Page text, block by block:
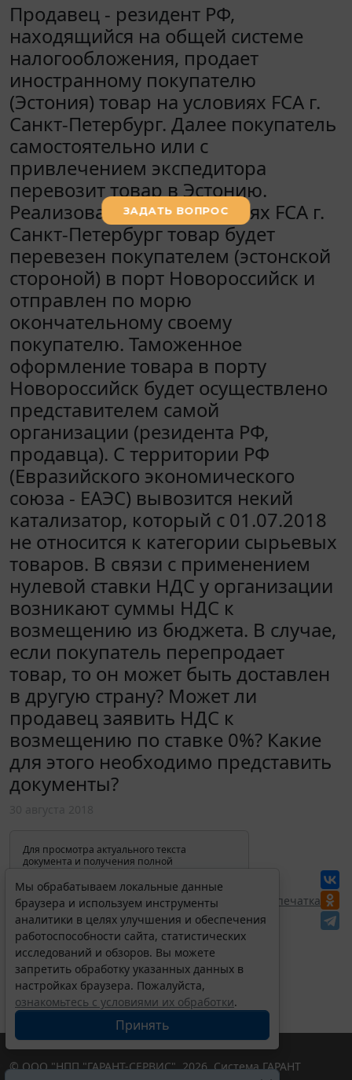
Продавец - резидент РФ,
находящийся на общей системе
налогообложения, продает
иностранному покупателю
(Эстония) товар на условиях FCA г.
Санкт-Петербург. Далее покупатель
самостоятельно или с
привлечением экспедитора
перевозит товар в Эстонию.
Реализованный на условиях FCA г.
Санкт-Петербург товар будет
перевезен покупателем (эстонской
стороной) в порт Новороссийск и
отправлен по морю
окончательному своему
покупателю. Таможенное
оформление товара в порту
Новороссийск будет осуществлено
представителем самой
организации (резидента РФ,
продавца). С территории РФ
(Евразийского экономического
союза - ЕАЭС) вывозится некий
катализатор, который с 01.07.2018
не относится к категории сырьевых
товаров. В связи с применением
нулевой ставки НДС у организации
возникают суммы НДС к
возмещению из бюджета. В случае,
если покупатель перепродает
товар, то он может быть доставлен
в другую страну? Может ли
продавец заявить НДС к
возмещению по ставке 0%? Какие
для этого необходимо представить
документы?
Для просмотра актуального текста
документа и получения полной
изменениях и порядке применения
документа, воспользуйтесь поиском в
Интернет-версии системы ГАРАНТ:
Перепечатка
Мы обрабатываем локальные данные
браузера и используем инструменты
аналитики в целях улучшения и обеспечения
работоспособности сайта, статистических
исследований и обзоров. Вы можете
запретить обработку указанных данных в
настройках браузера. Пожалуйста,
ознакомьтесь с условиями их обработки.
Принять
© ООО "НПП "ГАРАНТ-СЕРВИС", 2026. Система ГАРАНТ